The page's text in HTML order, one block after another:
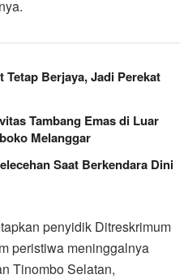
Berjaya, Jadi Perekat
Tambang Emas di Luar
Melanggar
Saat Berkendara Dini
penyidik Ditreskrimum
peristiwa meninggalnya
Tinombo Selatan,